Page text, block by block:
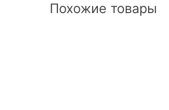
Похожие товары